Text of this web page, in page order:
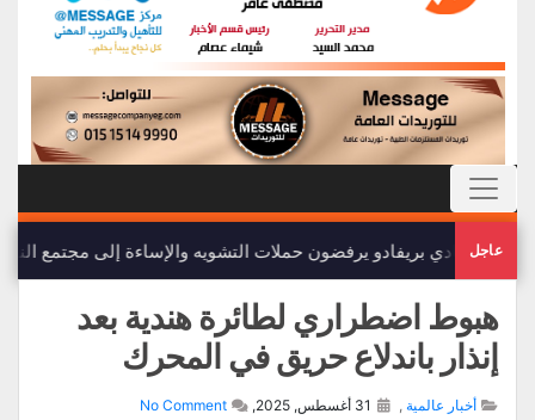
عاجل
أعضاء نادي بريفادو يرفضون حملات التشويه والإساءة إلى مجتمع
هبوط اضطراري لطائرة هندية بعد
إنذار باندلاع حريق في المحرك
أخبار عالمية ,
No Comment